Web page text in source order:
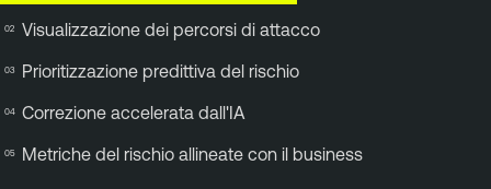
Visualizzazione dei percorsi di attacco
Prioritizzazione predittiva del rischio
Correzione accelerata dall'IA
Metriche del rischio allineate con il business